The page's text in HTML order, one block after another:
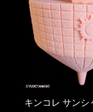
キンコレ サンシ